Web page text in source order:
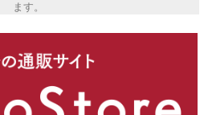
ます。